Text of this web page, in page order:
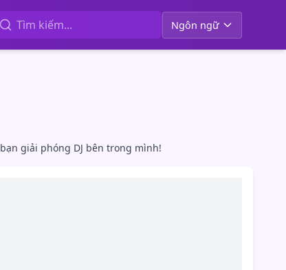
Ngôn ngữ
giải phóng DJ bên trong mình!